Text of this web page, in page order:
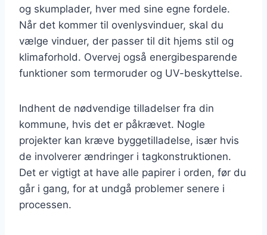
og skumplader, hver med sine egne fordele.
Når det kommer til ovenlysvinduer, skal du
vælge vinduer, der passer til dit hjems stil og
klimaforhold. Overvej også energibesparende
funktioner som termoruder og UV-beskyttelse.
Indhent de nødvendige tilladelser fra din
kommune, hvis det er påkrævet. Nogle
projekter kan kræve byggetilladelse, især hvis
de involverer ændringer i tagkonstruktionen.
Det er vigtigt at have alle papirer i orden, før du
går i gang, for at undgå problemer senere i
processen.